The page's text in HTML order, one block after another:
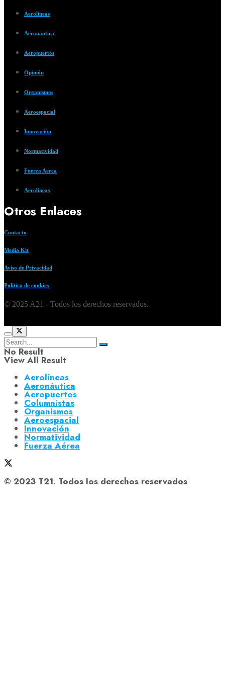
Aerolíneas
Aeronautica
Aeropuertos
Opinión
Organismos
Aeroespacial
Innovación
Normatividad
Fuerza Aerea
Aerolíneas
Otros Enlaces
Contacto
Media Kit
Aviso de Privacidad
Política de cookies
© 2025 A21 - Todos los derechos reservados.
No Result
View All Result
Aerolíneas
Aeronáutica
Aeropuertos
Columnistas
Organismos
Aeroespacial
Innovación
Normatividad
Fuerza Aérea
© 2023 T21. Todos los derechos reservados